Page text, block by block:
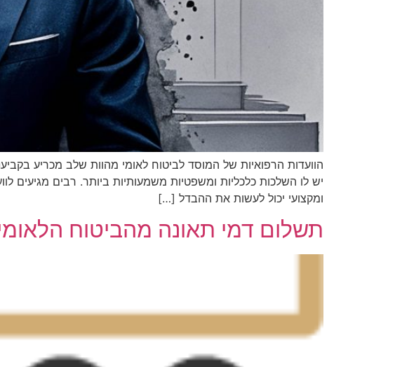
הוועדות הרפואיות של המוסד לביטוח לאומי מהוות שלב מכריע
יש לו השלכות כלכליות ומשפטיות משמעותיות ביותר. רבים מגיעים
ומקצועי יכול לעשות את ההבדל […]
תשלום דמי תאונה מהביטוח